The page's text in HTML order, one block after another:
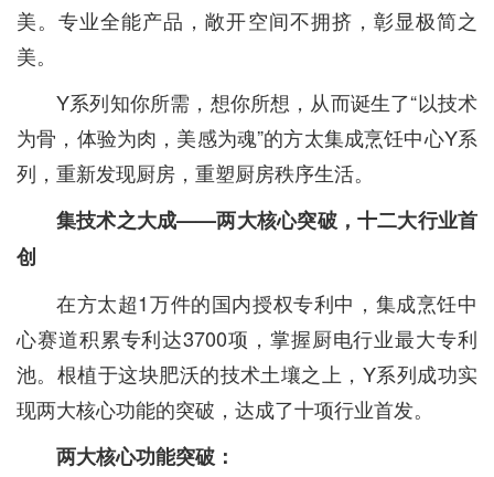
美。专业全能产品，敞开空间不拥挤，彰显极简之
美。
Y系列知你所需，想你所想，从而诞生了“以技术
为骨，体验为肉，美感为魂”的方太集成烹饪中心Y系
列，重新发现厨房，重塑厨房秩序生活。
集技术之大成——两大核心突破，十二大行业首
创
在方太超1万件的国内授权专利中，集成烹饪中
心赛道积累专利达3700项，掌握厨电行业最大专利
池。根植于这块肥沃的技术土壤之上，Y系列成功实
现两大核心功能的突破，达成了十项行业首发。
两大核心功能突破：